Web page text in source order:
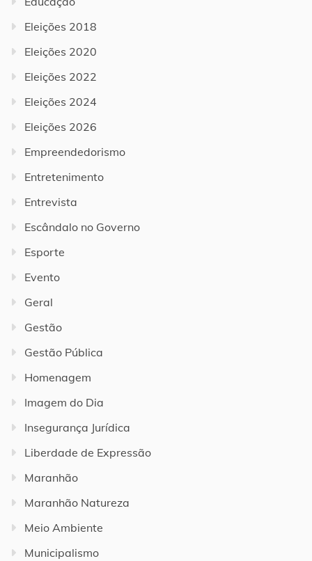
Eleições 2018
Eleições 2020
Eleições 2022
Eleições 2024
Eleições 2026
Empreendedorismo
Entretenimento
Entrevista
Escândalo no Governo
Esporte
Evento
Geral
Gestão
Gestão Pública
Homenagem
Imagem do Dia
Insegurança Jurídica
Liberdade de Expressão
Maranhão
Maranhão Natureza
Meio Ambiente
Municipalismo